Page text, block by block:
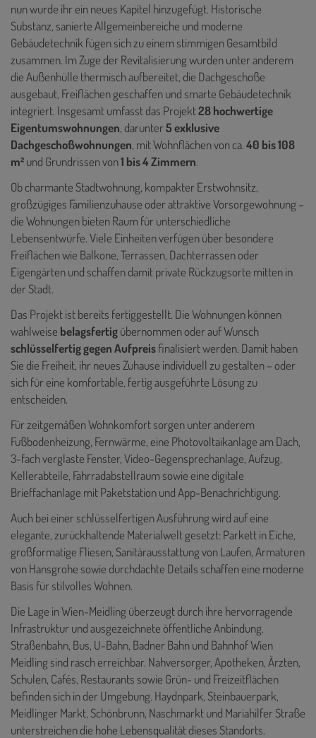
nun wurde ihr ein neues Kapitel hinzugefügt. Historische
Substanz, sanierte Allgemeinbereiche und moderne
Gebäudetechnik fügen sich zu einem stimmigen Gesamtbild
zusammen. Im Zuge der Revitalisierung wurden unter anderem
die Außenhülle thermisch aufbereitet, die Dachgeschoße
ausgebaut, Freiflächen geschaffen und smarte Gebäudetechnik
integriert. Insgesamt umfasst das Projekt28 hochwertige
Eigentumswohnungen, darunter5 exklusive
Dachgeschoßwohnungen, mit Wohnflächen von ca.40 bis 108
m²und Grundrissen von1 bis 4 Zimmern.
Ob charmante Stadtwohnung, kompakter Erstwohnsitz,
großzügiges Familienzuhause oder attraktive Vorsorgewohnung –
die Wohnungen bieten Raum für unterschiedliche
Lebensentwürfe. Viele Einheiten verfügen über besondere
Freiflächen wie Balkone, Terrassen, Dachterrassen oder
Eigengärten und schaffen damit private Rückzugsorte mitten in
der Stadt.
Das Projekt ist bereits fertiggestellt. Die Wohnungen können
wahlweise belagsfertigübernommen oder auf Wunsch
schlüsselfertig gegen Aufpreisfinalisiert werden. Damit haben
Sie die Freiheit, ihr neues Zuhause individuell zu gestalten – oder
sich für eine komfortable, fertig ausgeführte Lösung zu
entscheiden.
Für zeitgemäßen Wohnkomfort sorgen unter anderem
Fußbodenheizung, Fernwärme, eine Photovoltaikanlage am Dach,
3-fach verglaste Fenster, Video-Gegensprechanlage, Aufzug,
Kellerabteile, Fahrradabstellraum sowie eine digitale
Brieffachanlage mit Paketstation und App-Benachrichtigung.
Auch bei einer schlüsselfertigen Ausführung wird auf eine
elegante, zurückhaltende Materialwelt gesetzt: Parkett in Eiche,
großformatige Fliesen, Sanitärausstattung von Laufen, Armaturen
von Hansgrohe sowie durchdachte Details schaffen eine moderne
Basis für stilvolles Wohnen.
Die Lage in Wien-Meidling überzeugt durch ihre hervorragende
Infrastruktur und ausgezeichnete öffentliche Anbindung.
Straßenbahn, Bus, U-Bahn, Badner Bahn und Bahnhof Wien
Meidling sind rasch erreichbar. Nahversorger, Apotheken, Ärzten,
Schulen, Cafés, Restaurants sowie Grün- und Freizeitflächen
befinden sich in der Umgebung. Haydnpark, Steinbauerpark,
Meidlinger Markt, Schönbrunn, Naschmarkt und Mariahilfer Straße
unterstreichen die hohe Lebensqualität dieses Standorts.